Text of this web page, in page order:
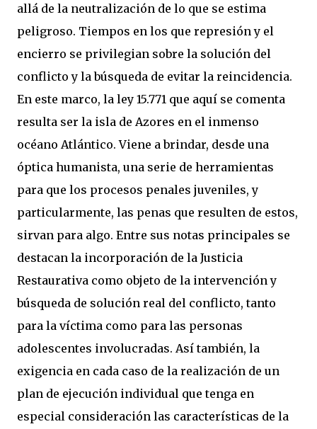
allá de la neutralización de lo que se estima
peligroso. Tiempos en los que represión y el
encierro se privilegian sobre la solución del
conflicto y la búsqueda de evitar la reincidencia.
En este marco, la ley 15.771 que aquí se comenta
resulta ser la isla de Azores en el inmenso
océano Atlántico. Viene a brindar, desde una
óptica humanista, una serie de herramientas
para que los procesos penales juveniles, y
particularmente, las penas que resulten de estos,
sirvan para algo. Entre sus notas principales se
destacan la incorporación de la Justicia
Restaurativa como objeto de la intervención y
búsqueda de solución real del conflicto, tanto
para la víctima como para las personas
adolescentes involucradas. Así también, la
exigencia en cada caso de la realización de un
plan de ejecución individual que tenga en
especial consideración las características de la